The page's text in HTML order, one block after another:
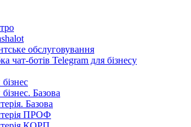
обслуговування
чат-ботів Telegram для бізнесу
Базова
Базова
ПРОФ